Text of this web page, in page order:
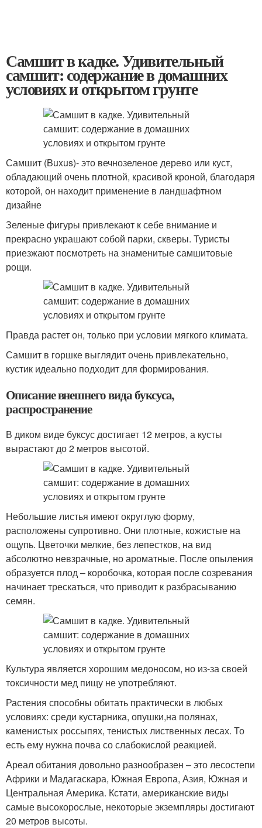
Самшит в кадке. Удивительный
самшит: содержание в домашних
условиях и открытом грунте
Самшит (Buxus)- это вечнозеленое дерево или куст,
обладающий очень плотной, красивой кроной, благодаря
которой, он находит применение в ландшафтном
дизайне
Зеленые фигуры привлекают к себе внимание и
прекрасно украшают собой парки, скверы. Туристы
приезжают посмотреть на знаменитые самшитовые
рощи.
Правда растет он, только при условии мягкого климата.
Самшит в горшке выглядит очень привлекательно,
кустик идеально подходит для формирования.
Описание внешнего вида буксуса,
распространение
В диком виде буксус достигает 12 метров, а кусты
вырастают до 2 метров высотой.
Небольшие листья имеют округлую форму,
расположены супротивно. Они плотные, кожистые на
ощупь. Цветочки мелкие, без лепестков, на вид
абсолютно невзрачные, но ароматные. После опыления
образуется плод – коробочка, которая после созревания
начинает трескаться, что приводит к разбрасыванию
семян.
Культура является хорошим медоносом, но из-за своей
токсичности мед пищу не употребляют.
Растения способны обитать практически в любых
условиях: среди кустарника, опушки,на полянах,
каменистых россыпях, тенистых лиственных лесах. То
есть ему нужна почва со слабокислой реакцией.
Ареал обитания довольно разнообразен – это лесостепи
Африки и Мадагаскара, Южная Европа, Азия, Южная и
Центральная Америка. Кстати, американские виды
самые высокорослые, некоторые экземпляры достигают
20 метров высоты.